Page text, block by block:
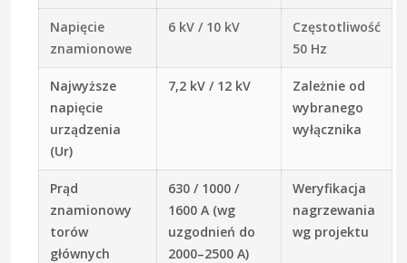
Napięcie
znamionowe
6 kV / 10 kV
Częstotliwość
50 Hz
Najwyższe
napięcie
urządzenia
(Ur)
7,2 kV / 12 kV
Zależnie od
wybranego
wyłącznika
Prąd
znamionowy
torów
głównych
630 / 1000 /
1600 A (wg
uzgodnień do
2000–2500 A)
Weryfikacja
nagrzewania
wg projektu